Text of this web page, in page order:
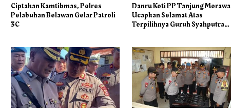
Ciptakan Kamtibmas, Polres
Pelabuhan Belawan Gelar Patroli
3C
Danru Koti PP Tanjung Morawa
Ucapkan Selamat Atas
Terpilihnya Guruh Syahputra